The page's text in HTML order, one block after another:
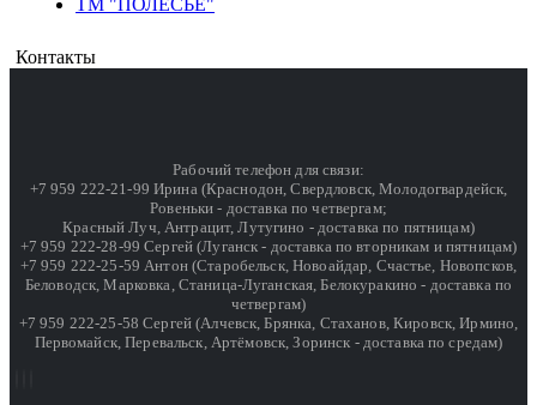
Контакты
Рабочий телефон для связи:
+7 959 222-21-99 Ирина (Краснодон, Свердловск, Молодогвардейск,
Ровеньки - доставка по четвергам;
Красный Луч, Антрацит, Лутугино - доставка по пятницам)
+7 959 222-28-99 Сергей (Луганск - доставка по вторникам и пятницам)
+7 959 222-25-59 Антон (Старобельск, Новоайдар, Счастье, Новопсков,
Беловодск, Марковка, Станица-Луганская, Белокуракино - доставка по
четвергам)
+7 959 222-25-58 Сергей (Алчевск, Брянка, Стаханов, Кировск, Ирмино,
Первомайск, Перевальск, Артёмовск, Зоринск - доставка по средам)